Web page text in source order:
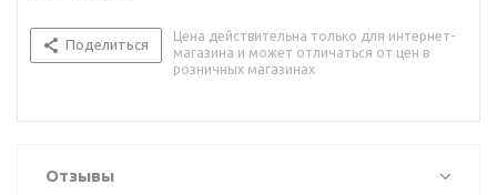
Поделиться
Цена действительна только для интернет-
магазина и может отличаться от цен в
розничных магазинах
Отзывы